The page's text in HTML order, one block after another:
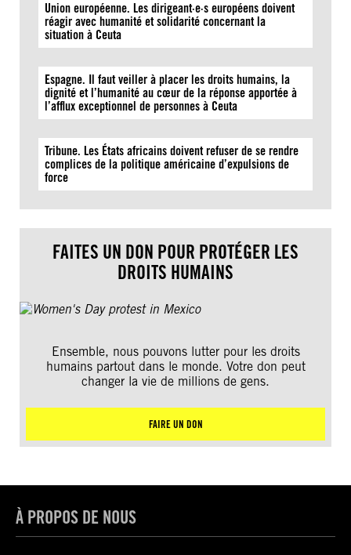
Union européenne. Les dirigeant·e·s européens doivent
réagir avec humanité et solidarité concernant la
situation à Ceuta
Espagne. Il faut veiller à placer les droits humains, la
dignité et l’humanité au cœur de la réponse apportée à
l’afflux exceptionnel de personnes à Ceuta
Tribune. Les États africains doivent refuser de se rendre
complices de la politique américaine d’expulsions de
force
FAITES UN DON POUR PROTÉGER LES
DROITS HUMAINS
Ensemble, nous pouvons lutter pour les droits
humains partout dans le monde. Votre don peut
changer la vie de millions de gens.
FAIRE UN DON
À PROPOS DE NOUS